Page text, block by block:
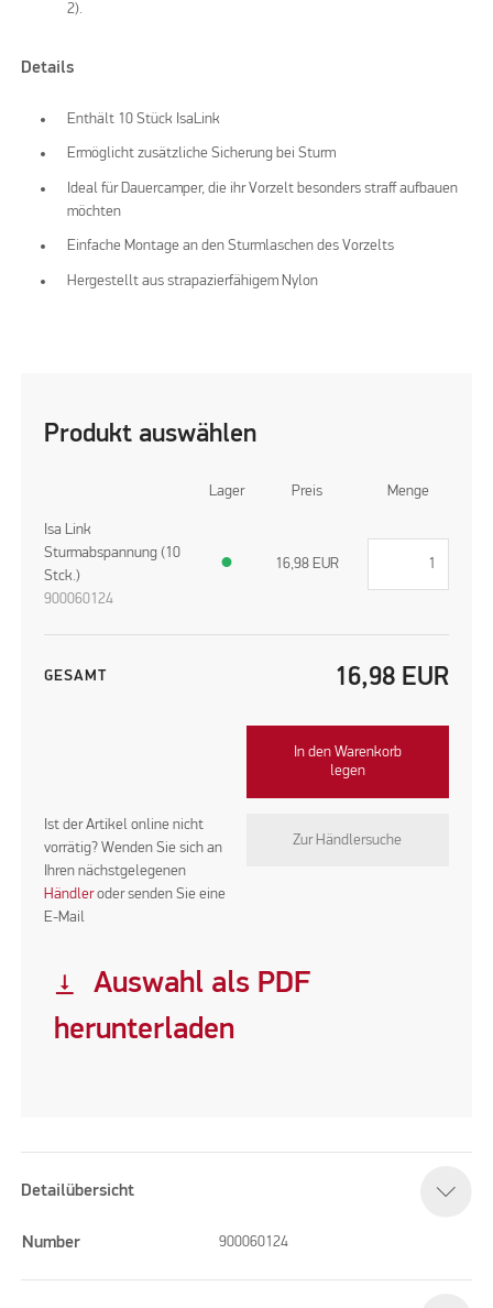
2).
Details
Enthält 10 Stück IsaLink
Ermöglicht zusätzliche Sicherung bei Sturm
Ideal für Dauercamper, die ihr Vorzelt besonders straff aufbauen
möchten
Einfache Montage an den Sturmlaschen des Vorzelts
Hergestellt aus strapazierfähigem Nylon
Produkt auswählen
Lager Preis Menge
Isa Link
Sturmabspannung (10
Stck.)
900060124
● 16,98 EUR
GESAMT 16,98 EUR
In den Warenkorb
legen
Ist der Artikel online nicht
vorrätig? Wenden Sie sich an
Ihren nächstgelegenen
Händleroder senden Sie eine
E-Mail
Zur Händlersuche
vertical_align_bottom
Auswahl als PDF
herunterladen
Detailübersicht
Number 900060124